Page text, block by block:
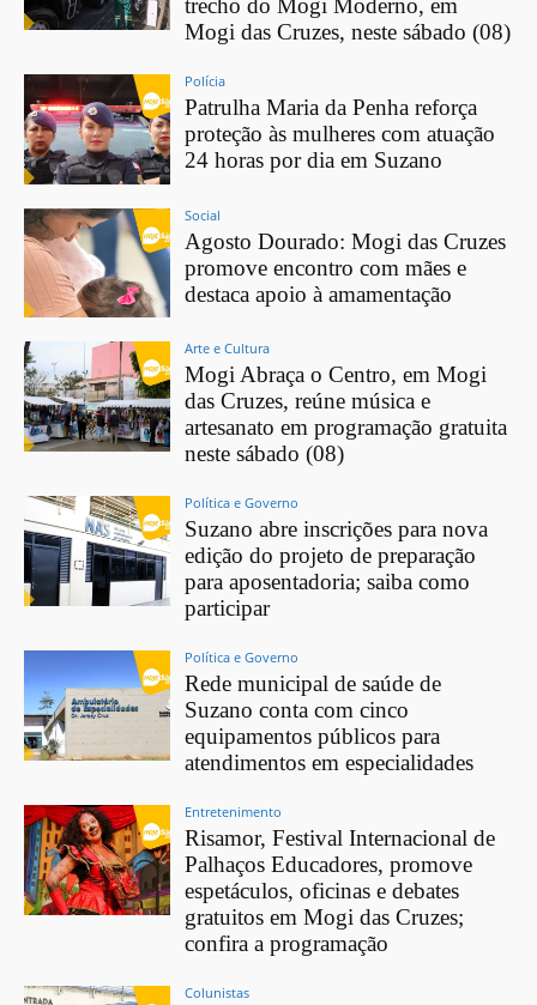
trecho do Mogi Moderno, em
Mogi das Cruzes, neste sábado (08)
Polícia
Patrulha Maria da Penha reforça
proteção às mulheres com atuação
24 horas por dia em Suzano
Social
Agosto Dourado: Mogi das Cruzes
promove encontro com mães e
destaca apoio à amamentação
Arte e Cultura
Mogi Abraça o Centro, em Mogi
das Cruzes, reúne música e
artesanato em programação gratuita
neste sábado (08)
Política e Governo
Suzano abre inscrições para nova
edição do projeto de preparação
para aposentadoria; saiba como
participar
Política e Governo
Rede municipal de saúde de
Suzano conta com cinco
equipamentos públicos para
atendimentos em especialidades
Entretenimento
Risamor, Festival Internacional de
Palhaços Educadores, promove
espetáculos, oficinas e debates
gratuitos em Mogi das Cruzes;
confira a programação
Colunistas